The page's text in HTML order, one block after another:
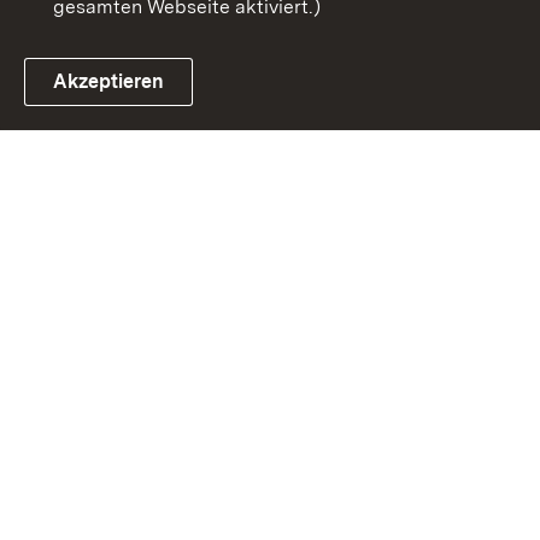
Link zum Landesportal
gesamten Webseite aktiviert.)
Akzeptieren